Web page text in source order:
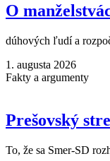
O
dúhových ľudí a
1. augusta 2026
Fakty a argumenty
Prešovský
To, že sa Smer-SD